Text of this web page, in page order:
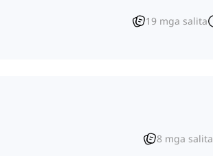
19 mga salita
8 mga salita